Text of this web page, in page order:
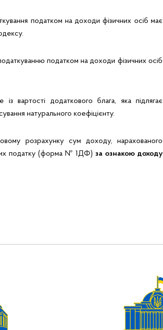
податком на доходи фізичних осіб має
податком на доходи фізичних осіб
вартості додаткового блага, яка підлягає
натурального коефіцієнту.
розрахунку сум доходу, нарахованого
них податку (форма № 1ДФ)за ознакою доходу